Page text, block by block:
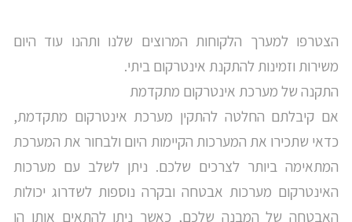
הצטרפו למערך הלקוחות המרוצים שלנו ותהנו עוד היום
משירות וזמינות להתקנת אינטרקום ביתי.
התקנה של מערכת אינטרקום מתקדמת
אם קיבלתם החלטה להתקין מערכת אינטרקום מתקדמת,
כדאי שתכירו את המערכות הקיימות היום ולבחור את המערכת
המתאימה ביותר לצרכים שלכם. ניתן לשלב עם מערכות
האינטרקום מערכות אבטחה ובקרה נוספות לשדרוג יכולות
האבטחה של המבנה שלכם, כאשר ניתן להתאים אותן הן